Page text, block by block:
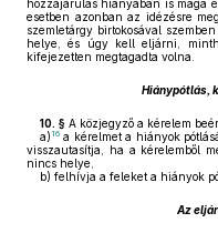
hozzájárulás hiányában is maga
esetben azonban az idézésre
szemletárgy birtokosával
helye, és úgy kell eljárni,
kifejezetten megtagadta volna.
Hiánypótlás,
10. § A közjegyző a kérelem
a) 16 a kérelmet a hiányok
visszautasítja, ha a kérelemből
nincs helye,
b) felhívja a feleket a hiányok
Az